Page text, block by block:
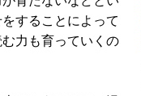
することによって
力も育っていくの